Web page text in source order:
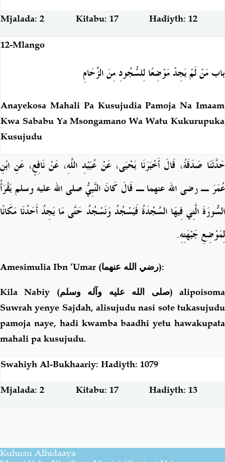
Mjalada: 2 Kitabu: 17 Hadiyth: 12
12-Mlango
باب مَنْ لَمْ يَجِدْ مَوْضِعًا لِلسُّجُودِ مِنَ الزِّحَامِ
Anayekosa Mahali Pa Kusujudia Pamoja Na Imaam
Kwa Sababu Ya Msongamano Wa Watu Kukurupuka
Kusujudu
حَدَّثَنَا صَدَقَةُ، قَالَ أَخْبَرَنَا يَحْيَى، عَنْ عُبَيْدِ اللَّهِ، عَنْ نَافِعٍ، عَنِ ابْنِ
عُمَرَ ـ رضى الله عنهما ـ قَالَ كَانَ النَّبِيُّ صلى الله عليه وسلم يَقْرَأُ
السُّورَةَ الَّتِي فِيهَا السَّجْدَةُ فَيَسْجُدُ وَنَسْجُدُ حَتَّى مَا يَجِدُ أَحَدُنَا مَكَانًا
لِمَوْضِعِ جَبْهَتِهِ‏.
Amesimulia Ibn ’Umar (رضي الله عنهما):
Kila Nabiy (صلى الله عليه وآله وسلم) alipoisoma
Suwrah yenye Sajdah, alisujudu nasi sote tukasujudu
pamoja naye, hadi kwamba baadhi yetu hawakupata
mahali pa kusujudu.
Swahiyh Al-Bukhaariy: Hadiyth: 1079
Mjalada: 2 Kitabu: 17 Hadiyth: 13
Kuhusu Alhidaaya